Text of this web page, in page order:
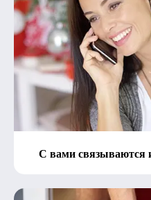
С вами связываются